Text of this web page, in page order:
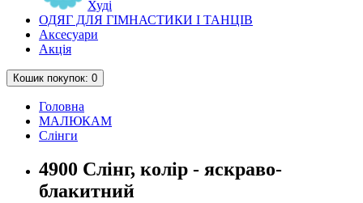
Худі
ОДЯГ ДЛЯ ГІМНАСТИКИ І ТАНЦІВ
Аксесуари
Акція
Кошик покупок: 0
Головна
МАЛЮКАМ
Слінги
4900 Слінг, колір - яскраво-
блакитний